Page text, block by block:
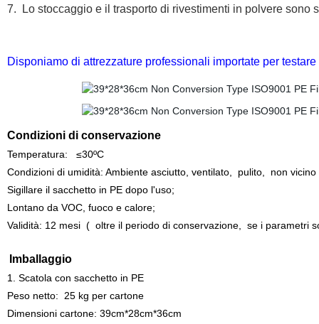
7. Lo stoccaggio e il trasporto di rivestimenti in polvere sono
Disponiamo di attrezzature professionali importate per
Condizioni di conservazione
Temperatura:
≤30ºC
Condizioni di umidità: Ambiente asciutto, ventilato, pulito,
non
Sigillare il sacchetto in PE dopo l'uso;
Lontano da VOC, fuoco e calore;
Validità: 12 mesi ( oltreil periodo di conservazione, sei parametri
Imballaggio
1. Scatola con sacchetto in PE
Peso netto:
25 kg per cartone
Dimensioni cartone: 39cm*28cm*36cm